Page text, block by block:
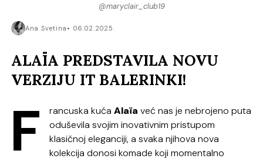
@maryclair_club19
Ana Svetina 06.02.2025.
ALAÏA PREDSTAVILA NOVU
VERZIJU IT BALERINKI!
F rancuska kućaAlaïa već nas je nebrojeno puta
oduševila svojim inovativnim pristupom
klasičnoj eleganciji, a svaka njihova nova
kolekcija donosi komade koji momentalno